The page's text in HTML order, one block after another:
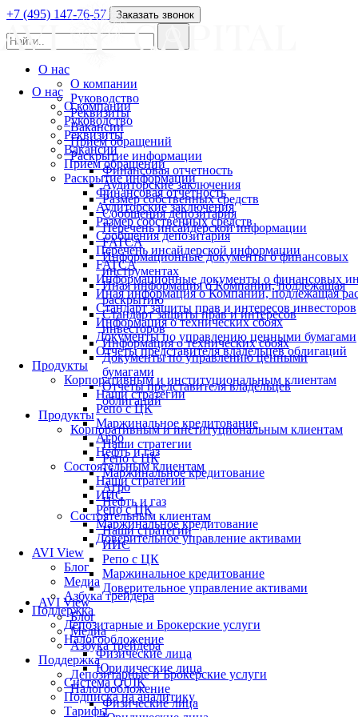
О нас
О компании
Руководство
Реквизиты
Вакансии
Прием обращений
Раскрытие информации
Финансовая отчетность
Аудиторские заключения
Размер собственных средств
Сообщения депозитария
Перечень инсайдерской информации
FATCA
Информационные документы о финансовых
Иная информация о Компании, подлежащая
Стандарт защиты прав и интересов инвесторов
Информация о технических сбоях
Документы по управлению ценными бумагами
Отчеты представителя владельцев облигаций
Продукты
Корпоративным и институциональным клиентам
Наши стратегии
Репо с ЦК
Маржинальное кредитование
Агро
Нефть и газ
Состоятельным клиентам
Наши стратегии
ИИС
Репо с ЦК
Маржинальное кредитование
Доверительное управление активами
AVI View
Блог
Медиа
Азбука трейдера
Поддержка
Депозитарные и Брокерские услуги
Налогообложение
Физические лица
Юридические лица
Система QUIK
Подписка на аналитику
Тарифы
+7 (495) 147-76-57 Заказать звонок
О нас
О компании
Руководство
Реквизиты
Вакансии
Прием обращений
Раскрытие информации
Финансовая отчетность
Аудиторские заключения
Размер собственных средств
Сообщения депозитария
Перечень инсайдерской информации
FATCA
Информационные документы о финансовых
инструментах
Иная информация о Компании, подлежащая
раскрытию
Стандарт защиты прав и интересов
инвесторов
Информация о технических сбоях
Документы по управлению ценными
бумагами
Отчеты представителя владельцев
облигаций
Продукты
Корпоративным и институциональным клиентам
Наши стратегии
Репо с ЦК
Маржинальное кредитование
Агро
Нефть и газ
Состоятельным клиентам
Наши стратегии
ИИС
Репо с ЦК
Маржинальное кредитование
Доверительное управление активами
AVI View
Блог
Медиа
Азбука трейдера
Поддержка
Депозитарные и Брокерские услуги
Налогообложение
Физические лица